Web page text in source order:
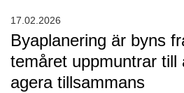
Byaplanering är byns
temåret uppmuntrar till
agera tillsammans
17.02.2026